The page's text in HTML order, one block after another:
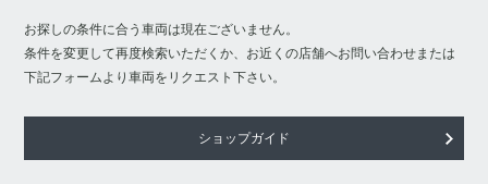
お探しの条件に合う車両は現在ございません。
条件を変更して再度検索いただくか、お近くの店舗へお問い合わせまたは
下記フォームより車両をリクエスト下さい。
ショップガイド